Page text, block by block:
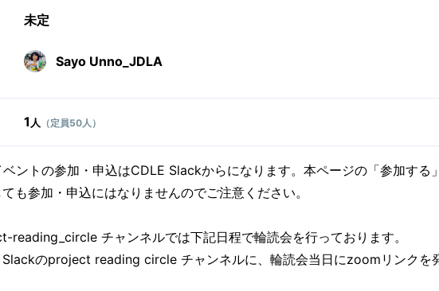
未定
Sayo Unno_JDLA
1人 （定員50人）
ントの参加・申込はCDLE Slackからになります。本ページの「参加する
も参加・申込にはなりませんのでご注意ください。
reading_circle チャンネルでは下記日程で輪読会を行っております。
Slackのproject reading circle チャンネルに、輪読会当日にzoomリンクを